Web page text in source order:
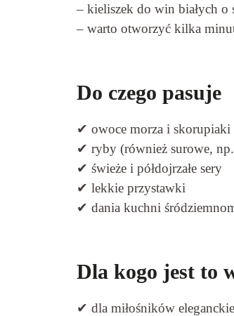
– kieliszek do win białych o
– warto otworzyć kilka
Do czego pasuje
✔ owoce morza i skorupiaki
✔ ryby (również surowe,
✔ świeże i półdojrzałe sery
✔ lekkie przystawki
✔ dania kuchni
Dla kogo jest to
✔ dla miłośników